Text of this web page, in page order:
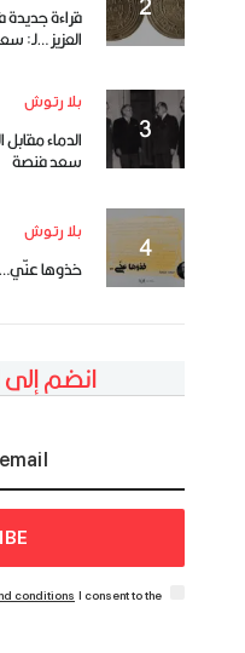
قراءة
العزيز …لـ:
بلا رتوش
الدماء
سعد فنصة
بلا رتوش
خذوها
انضم إلى
I consent to the
conditions